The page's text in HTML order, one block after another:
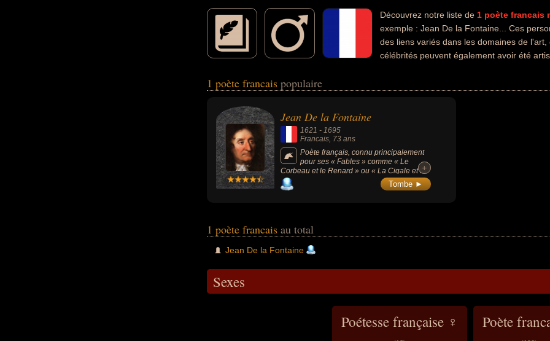
Découvrez notre liste de 1 poète francais
exemple : Jean De la Fontaine... Ces
des liens variés dans les domaines de
célébrités peuvent également avoir été
1 poète francais populaire
Jean De la Fontaine
1621 - 1695
Francais, 73 ans
Poète français, connu principalement
pour ses « Fables » comme « Le
Corbeau et le Renard » ou « La Cigale et la
Fourmi ». Le brillant maniement des vers et
la visée morale des textes, parfois plus
sont toujours considérées comme un des
plus grands chefs-d’oeuvre de la littérature
française.
+
+
Tombe ►
1 poète francais au total
Jean De la Fontaine
Sexes
Poétesse française ♀ Poète